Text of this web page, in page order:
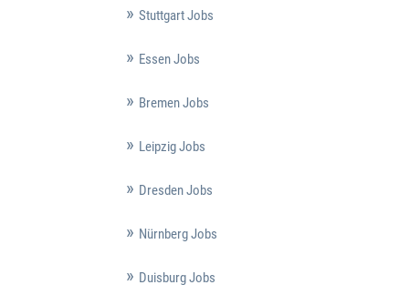
Stuttgart Jobs
Essen Jobs
Bremen Jobs
Leipzig Jobs
Dresden Jobs
Nürnberg Jobs
Duisburg Jobs